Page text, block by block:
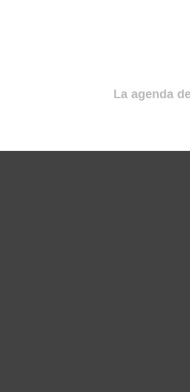
La agenda